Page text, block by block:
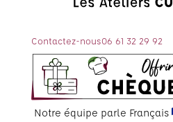
Contactez-nous06 61 32 29 92
Notre équipe parle Français